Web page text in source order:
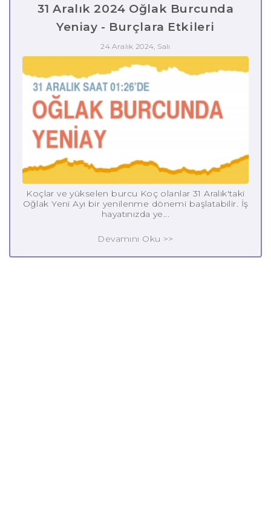
31 Aralık 2024 Oğlak Burcunda
Yeniay - Burçlara Etkileri
24 Aralık 2024, Salı
Koçlar ve yükselen burcu Koç olanlar 31 Aralık'taki
Oğlak Yeni Ayı bir yenilenme dönemi başlatabilir. İş
hayatınızda ye...
Devamını Oku >>